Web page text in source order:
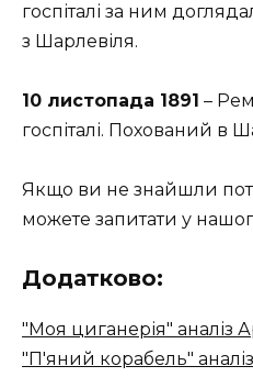
госпіталі за ним
з Шарлевіля.
10 листопада 1891 –
госпіталі. Похований в
Якщо ви не знайшли
можете запитати у
Додатково:
"Моя циганерія" аналіз
"П'яний корабель"